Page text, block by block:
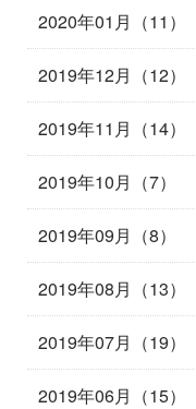
2020年01月（11）
2019年12月（12）
2019年11月（14）
2019年10月（7）
2019年09月（8）
2019年08月（13）
2019年07月（19）
2019年06月（15）